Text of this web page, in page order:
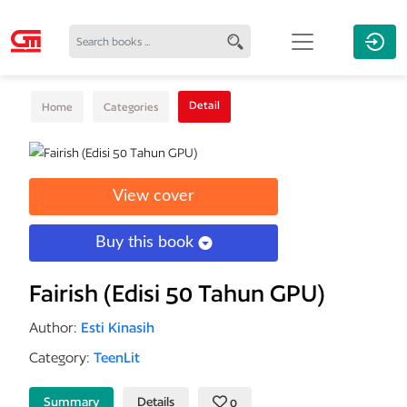
Home Categories Detail
View cover
Buy this book
Fairish (Edisi 50 Tahun GPU)
Author: Esti Kinasih
Category: TeenLit
Summary Details 0